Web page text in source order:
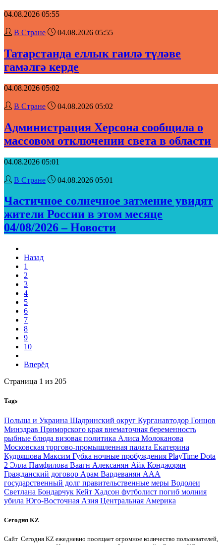
04.08.2026 05:55
В Стране 04.08.2026 05:55
Татарстанда еллык гаилә түләве
гамәлгә керде
04.08.2026 05:02
В Стране 04.08.2026 05:02
Администрация Херсона сообщила о
массовом отключении света в области
04.08.2026 05:01
В Стране 04.08.2026 05:01
Частичное солнечное затмение увидят
жители России в этом месяце
04/08/2026 – Новости
Назад
1
2
3
4
5
6
7
8
9
10
Вперёд
Страница 1 из 205
Tags
Польша и Украина Шадринский округ Курганавтодор Гонцов
Минздрав Приморского края внематочная беременность
рыбные блюда визовая политика Алиса Молоканова
Московская торгово-промышленная палата Екатерина
Кудряшова Максим Губка ночные пробуждения PlayTime Dota
2 Элла Памфилова Ваагн Алексанян Айк Конджорян
Гражданский договор Арам Вардеванян AAA
государственный долг правительственные меры Водолеи
Светлана Бондарчук Кейт Хадсон футболист погиб молния
убила Юго-Восточная Азия Центральная Америка
Сегодня KZ
Сайт Сегодня KZ ежедневно посещает огромное количество пользователей,